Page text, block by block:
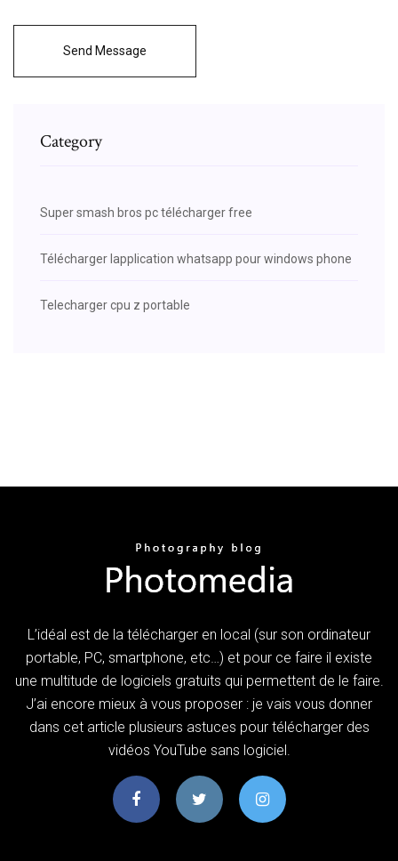
Send Message
Category
Super smash bros pc télécharger free
Télécharger lapplication whatsapp pour windows phone
Telecharger cpu z portable
L’idéal est de la télécharger en local (sur son ordinateur
portable, PC, smartphone, etc…) et pour ce faire il existe
une multitude de logiciels gratuits qui permettent de le faire.
J’ai encore mieux à vous proposer : je vais vous donner
dans cet article plusieurs astuces pour télécharger des
vidéos YouTube sans logiciel.